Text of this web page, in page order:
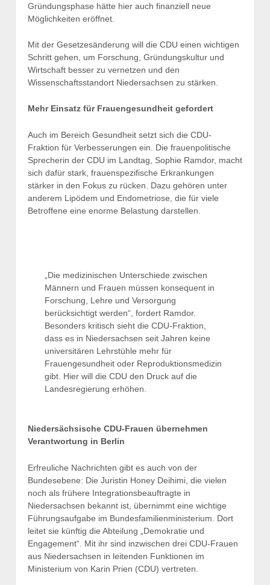
Gründungsphase hätte hier auch finanziell neue
Möglichkeiten eröffnet.
Mit der Gesetzesänderung will die CDU einen wichtigen
Schritt gehen, um Forschung, Gründungskultur und
Wirtschaft besser zu vernetzen und den
Wissenschaftsstandort Niedersachsen zu stärken.
Mehr Einsatz für Frauengesundheit gefordert
Auch im Bereich Gesundheit setzt sich die CDU-
Fraktion für Verbesserungen ein. Die frauenpolitische
Sprecherin der CDU im Landtag, Sophie Ramdor, macht
sich dafür stark, frauenspezifische Erkrankungen
stärker in den Fokus zu rücken. Dazu gehören unter
anderem Lipödem und Endometriose, die für viele
Betroffene eine enorme Belastung darstellen.
„Die medizinischen Unterschiede zwischen
Männern und Frauen müssen konsequent in
Forschung, Lehre und Versorgung
berücksichtigt werden“, fordert Ramdor.
Besonders kritisch sieht die CDU-Fraktion,
dass es in Niedersachsen seit Jahren keine
universitären Lehrstühle mehr für
Frauengesundheit oder Reproduktionsmedizin
gibt. Hier will die CDU den Druck auf die
Landesregierung erhöhen.
Niedersächsische CDU-Frauen übernehmen
Verantwortung in Berlin
Erfreuliche Nachrichten gibt es auch von der
Bundesebene: Die Juristin Honey Deihimi, die vielen
noch als frühere Integrationsbeauftragte in
Niedersachsen bekannt ist, übernimmt eine wichtige
Führungsaufgabe im Bundesfamilienministerium. Dort
leitet sie künftig die Abteilung „Demokratie und
Engagement“. Mit ihr sind inzwischen drei CDU-Frauen
aus Niedersachsen in leitenden Funktionen im
Ministerium von Karin Prien (CDU) vertreten.